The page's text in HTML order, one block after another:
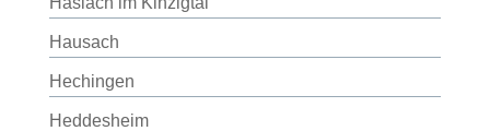
Hausach
Hechingen
Heddesheim